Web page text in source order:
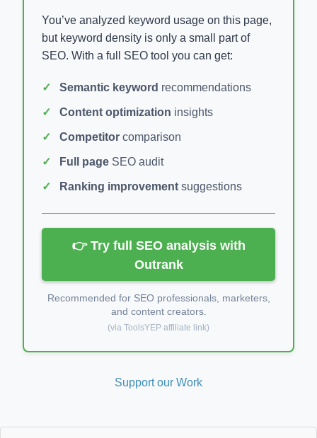
You’ve analyzed keyword usage on this page,
but keyword density is only a small part of
SEO. With a full SEO tool you can get:
Semantic keyword recommendations
Content optimization insights
Competitor comparison
Full page SEO audit
Ranking improvement suggestions
👉 Try full SEO analysis with
Outrank
Recommended for SEO professionals, marketers,
and content creators.
(via ToolsYEP affiliate link)
Support our Work